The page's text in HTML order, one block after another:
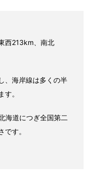
西213km、南北
、海岸線は多くの半
。
海道につぎ全国第二
す。